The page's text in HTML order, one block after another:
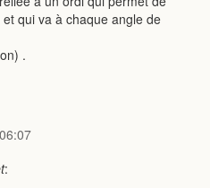
qui va à chaque angle de
.
: